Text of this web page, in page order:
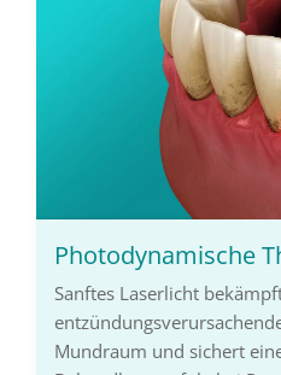
Photodynamische
Sanftes Laserlicht
Mundraum und sichert